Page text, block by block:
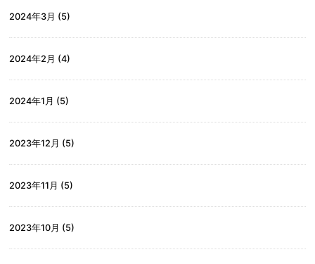
2024年3月 (5)
2024年2月 (4)
2024年1月 (5)
2023年12月 (5)
2023年11月 (5)
2023年10月 (5)